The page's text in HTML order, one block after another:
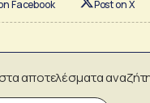
Facebook Post on X
αποτελέσματα